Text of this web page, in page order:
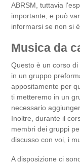
ABRSM, tuttavia
importante, e può
informarsi se non si
Musica da
Questo è un corso
in un gruppo
appositamente per
ti metteremo in un
necessario
Inoltre, durante il
membri dei gruppi
discusso con voi, i
A disposizione ci